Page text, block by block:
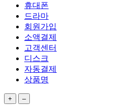
휴대폰
드라마
회원가입
소액결제
고객센터
디스크
자동결제
상품명